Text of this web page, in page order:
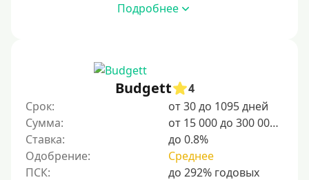
Подробнее
Budgett
4
Срок:
от 30 до 1095 дней
Сумма:
от 15 000 до 300 000 ₽
Ставка:
до 0.8%
Одобрение:
Среднее